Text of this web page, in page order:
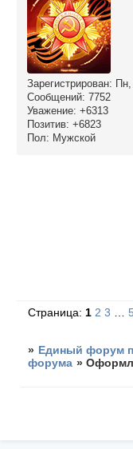
Зарегистрирован: Пн,
Сообщений: 7752
Уважение: +6313
Позитив: +6823
Пол: Мужской
Страница: 1 2 3
» Единый форум
форума »